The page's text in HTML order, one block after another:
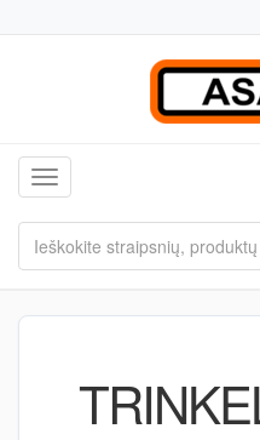
Toggle navigation